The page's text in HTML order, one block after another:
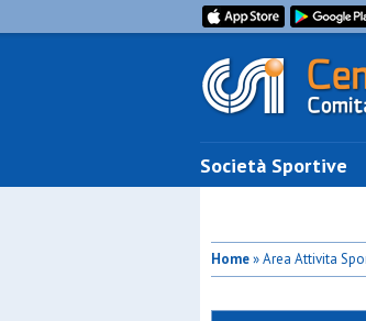
Società Sportive
Home» Area Attivita